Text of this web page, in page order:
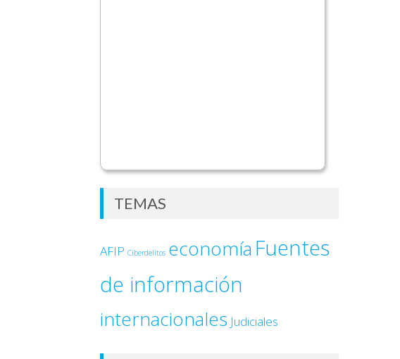
TEMAS
AFIP Ciberdelitos economía Fuentes
de información
internacionales Judiciales